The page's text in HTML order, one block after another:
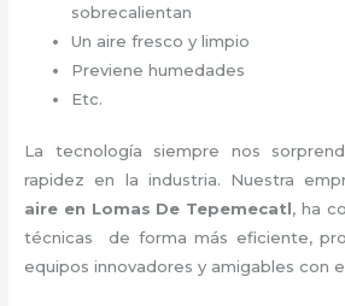
sobrecalientan
Un aire fresco y limpio
Previene humedades
Etc.
La tecnología siempre nos
rapidez en la industria. Nuestra
aire en Lomas De Tepemecatl, ha
técnicas de forma más eficiente,
equipos innovadores y amigables con